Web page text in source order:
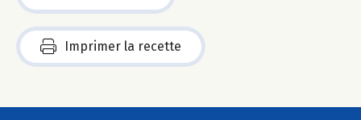
Imprimer la recette